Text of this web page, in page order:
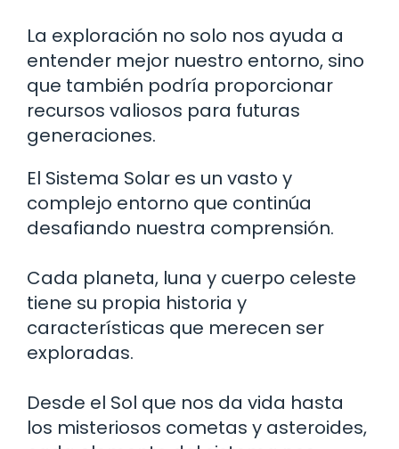
La exploración no solo nos ayuda a
entender mejor nuestro entorno, sino
que también podría proporcionar
recursos valiosos para futuras
generaciones.
El Sistema Solar es un vasto y
complejo entorno que continúa
desafiando nuestra comprensión.
Cada planeta, luna y cuerpo celeste
tiene su propia historia y
características que merecen ser
exploradas.
Desde el Sol que nos da vida hasta
los misteriosos cometas y asteroides,